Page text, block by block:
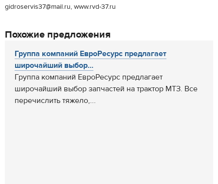
gidroservis37@mail.ru, www.rvd-37.ru
Похожие предложения
Группа компаний ЕвроРесурс предлагает
широчайший выбор...
Группа компаний ЕвроРесурс предлагает
широчайший выбор запчастей на трактор МТЗ. Все
перечислить тяжело,...